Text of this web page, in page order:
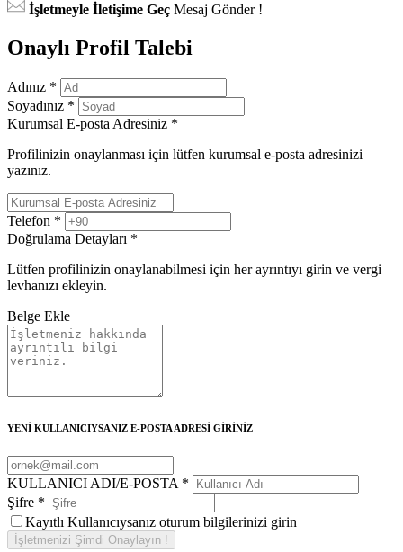
İşletmeyle İletişime Geç Mesaj Gönder !
Onaylı Profil Talebi
Adınız *
Soyadınız *
Kurumsal E-posta Adresiniz *
Profilinizin onaylanması için lütfen kurumsal e-posta adresinizi
yazınız.
Telefon *
Doğrulama Detayları *
Lütfen profilinizin onaylanabilmesi için her ayrıntıyı girin ve vergi
levhanızı ekleyin.
Belge Ekle
YENİ KULLANICIYSANIZ E-POSTA ADRESİ GİRİNİZ
KULLANICI ADI/E-POSTA *
Şifre *
Kayıtlı Kullanıcıysanız oturum bilgilerinizi girin